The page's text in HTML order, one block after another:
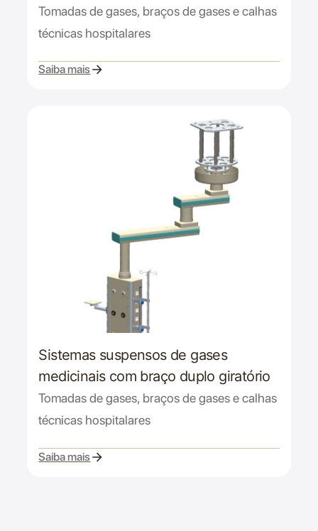
Tomadas de gases, braços de gases e calhas
técnicas hospitalares
Saiba mais
Sistemas suspensos de gases
medicinais com braço duplo giratório
Tomadas de gases, braços de gases e calhas
técnicas hospitalares
Saiba mais